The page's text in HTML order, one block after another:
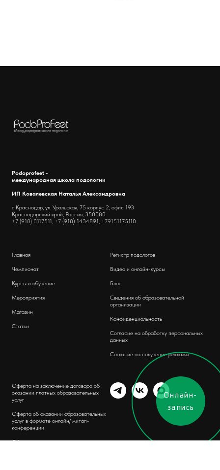
Podoprofeet -
международная школа подологии
ИП Ковалевская Наталья Александровна
г. Краснодар, ул. Уральская, 75 корпус 2, офис 193
Краснодарский край, Россия, 350080
+7 (918) 0117511, +7 (918) 1434891, +79151175110
Главная
Чемпионат
Курсы и обучение
Мероприятия
Магазин
Статьи
Регистр подологов
Видео и онлайн-курсы
Блог
Сведения об образовательной
организации
Конфиденциальность
Согласие на обработку персональных
данных
Согласие на получение рекламы
Оферта на заключение договора об
оказании платных образовательных
услуг
Оферта об оказании образовательных
услуг в формате онлайн/ митап-
конференции
Офертаинтернет магазин
Онлайн-
запись